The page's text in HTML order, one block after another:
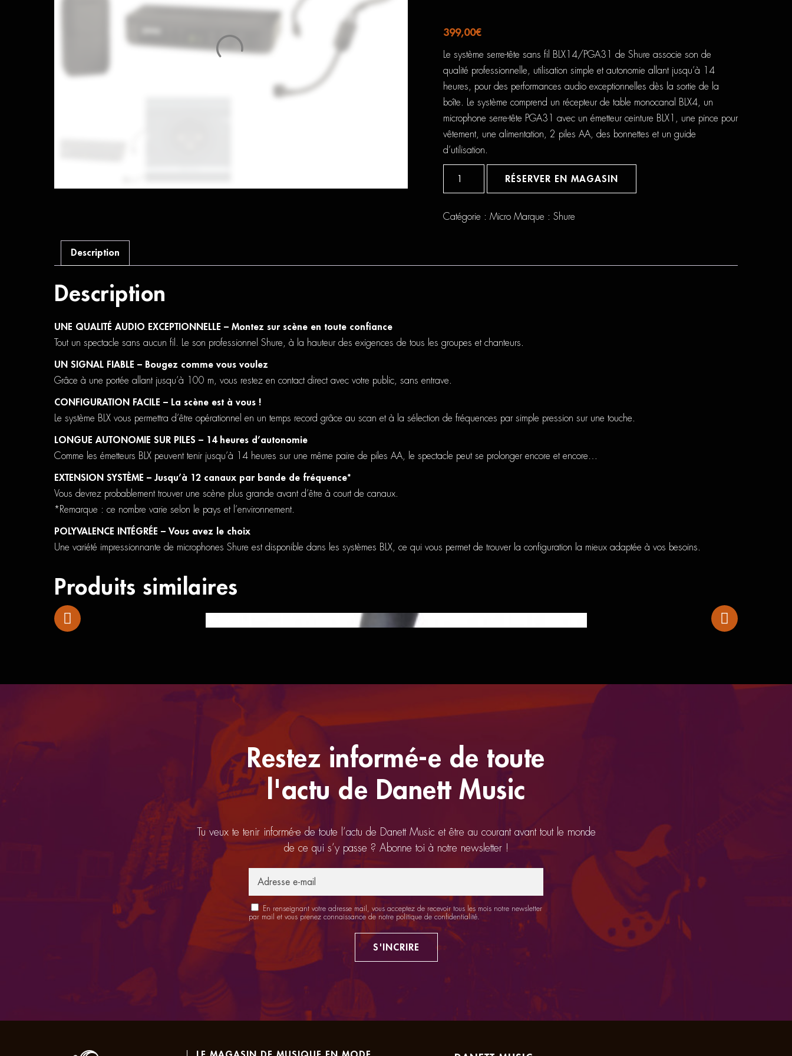
399,00€
Le système serre-tête sans fil BLX14/PGA31 de Shure associe son de
qualité professionnelle, utilisation simple et autonomie allant jusqu’à 14
heures, pour des performances audio exceptionnelles dès la sortie de la
boîte. Le système comprend un récepteur de table monocanal BLX4, un
microphone serre-tête PGA31 avec un émetteur ceinture BLX1, une pince pour
vêtement, une alimentation, 2 piles AA, des bonnettes et un guide
d’utilisation.
SYSTEM
RÉSERVER EN MAGASIN
Catégorie : Micro Marque : Shure
Description
Description
UNE QUALITÉ AUDIO EXCEPTIONNELLE – Montez sur scène en toute confiance
Tout un spectacle sans aucun fil. Le son professionnel Shure, à la hauteur des exigences de tous les groupes et chanteurs.
UN SIGNAL FIABLE – Bougez comme vous voulez
Grâce à une portée allant jusqu’à 100 m, vous restez en contact direct avec votre public, sans entrave.
CONFIGURATION FACILE – La scène est à vous !
Le système BLX vous permettra d’être opérationnel en un temps record grâce au scan et à la sélection de fréquences par simple pression sur une touche.
LONGUE AUTONOMIE SUR PILES – 14 heures d’autonomie
Comme les émetteurs BLX peuvent tenir jusqu’à 14 heures sur une même paire de piles AA, le spectacle peut se prolonger encore et encore…
EXTENSION SYSTÈME – Jusqu’à 12 canaux par bande de fréquence*
Vous devrez probablement trouver une scène plus grande avant d’être à court de canaux.
*Remarque : ce nombre varie selon le pays et l’environnement.
POLYVALENCE INTÉGRÉE – Vous avez le choix
Une variété impressionnante de microphones Shure est disponible dans les systèmes BLX, ce qui vous permet de trouver la configuration la mieux adaptée à vos besoins.
Produits similaires
Audio-Technica Content Creator Pack
Restez informé-e de toute
l'actu de Danett Music
Tu veux te tenir informé-e de toute l’actu de Danett Music et être au courant avant tout le monde
de ce qui s’y passe ? Abonne toi à notre newsletter !
En renseignant votre adresse mail, vous acceptez de recevoir tous les mois notre newsletter
par mail et vous prenez connaissance de notre politique de confidentialité
S'INCRIRE